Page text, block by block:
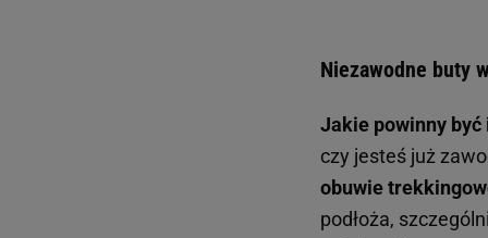
Niezawodne buty
Jakie powinny być
czy jesteś już
obuwie
podłoża,